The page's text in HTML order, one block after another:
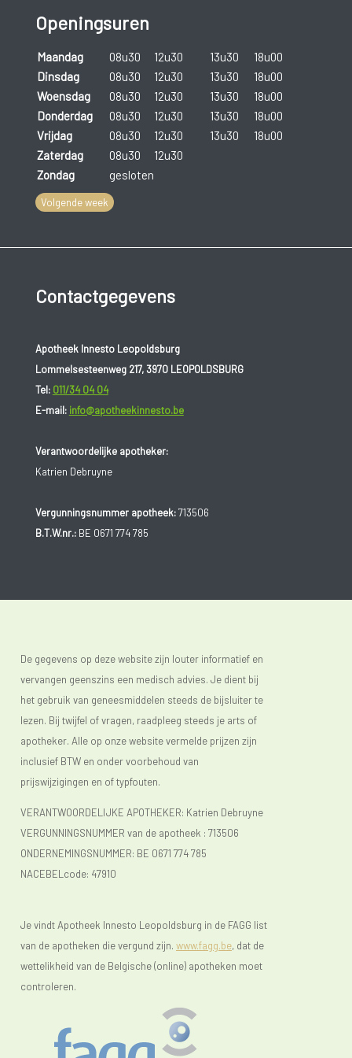
laten verdwijnen. Met bepaalde geneesmiddelen kan een
uitbreiding van een aanval wel voorkomen worden en kan de
duur van de aanval verkort worden. Voor meer informatie
raadpleeg je best je arts.
Openingsuren
Maandag 08u30 12u30 13u30
18u00
Dinsdag
08u30 12u30 13u30
18u00
Woensdag
08u30 12u30 13u30
18u00
Donderdag
08u30 12u30 13u30
18u00
Vrijdag
08u30 12u30 13u30
18u00
Zaterdag
08u30
12u30
Zondag
gesloten
Volgende week
Contactgegevens
Apotheek Innesto Leopoldsburg
Lommelsesteenweg 217, 3970 LEOPOLDSBURG
Tel: 011/34 04 04
E-mail: info@apotheekinnesto.be
Verantwoordelijke apotheker:
Katrien Debruyne
Vergunningsnummer apotheek:713506
B.T.W.nr.:BE 0671 774 785
De gegevens op deze website zijn louter informatief en
vervangen geenszins een medisch advies. Je dient bij
het gebruik van geneesmiddelen steeds de bijsluiter te
lezen. Bij twijfel of vragen, raadpleeg steeds je arts of
apotheker. Alle op onze website vermelde prijzen zijn
inclusief BTW en onder voorbehoud van
prijswijzigingen en of typfouten.
VERANTWOORDELIJKE APOTHEKER: Katrien Debruyne
VERGUNNINGSNUMMER van de apotheek : 713506
ONDERNEMINGSNUMMER: BE 0671 774 785
NACEBELcode: 47910
Je vindt Apotheek Innesto Leopoldsburg in de FAGG list
van de apotheken die vergund zijn. www.fagg.be, dat de
wettelikheid van de Belgische (online) apotheken moet
controleren.